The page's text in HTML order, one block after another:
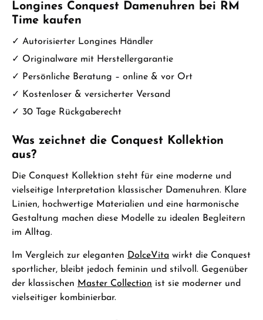
Longines Conquest Damenuhren bei RM
Time kaufen
✓ Autorisierter Longines Händler
✓ Originalware mit Herstellergarantie
✓ Persönliche Beratung – online & vor Ort
✓ Kostenloser & versicherter Versand
✓ 30 Tage Rückgaberecht
Was zeichnet die Conquest Kollektion
aus?
Die Conquest Kollektion steht für eine moderne und
vielseitige Interpretation klassischer Damenuhren. Klare
Linien, hochwertige Materialien und eine harmonische
Gestaltung machen diese Modelle zu idealen Begleitern
im Alltag.
Im Vergleich zur eleganten DolceVita wirkt die Conquest
sportlicher, bleibt jedoch feminin und stilvoll. Gegenüber
der klassischen Master Collection ist sie moderner und
vielseitiger kombinierbar.